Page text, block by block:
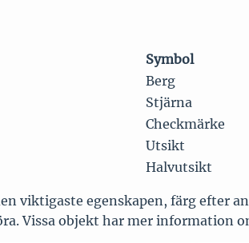
Symbol
Berg
Stjärna
Checkmärke
Utsikt
Halvutsikt
viktigaste egenskapen, färg efter
Vissa objekt har mer information